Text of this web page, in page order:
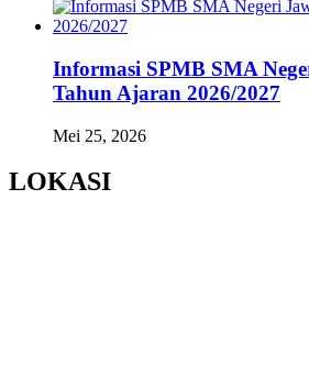
Informasi SPMB SMA
Tahun Ajaran 2026/2027
Mei 25, 2026
LOKASI